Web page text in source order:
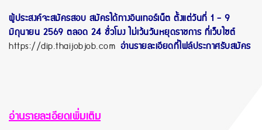
ผู้ประสงค์จะสมัครสอบ สมัครได้ทางอินเทอร์เน็ต ตั้งแต่วันที่ 1 - 9
มิถุนายน 2569 ตลอด 24 ชั่วโมง ไม่เว้นวันหยุดราชการ ที่เว็บไซต์
https://dip.thaijobjob.com อ่านรายละเอียดที่ไฟล์ประกาศรับสมัคร
อ่านรายละเอียดเพิ่มเติม